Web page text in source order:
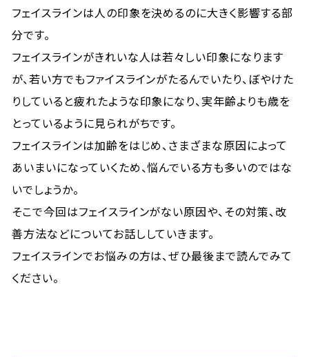
フェイスラインは人の印象を決めるのに大きく影響する部
分です。
フェイスラインがきれいな人は若々しい印象になります
が、若い方でもファイスラインがたるんでいたり、ぼやけた
りしていると疲れたような印象になり、実年齢よりも歳を
とっているように見られがちです。
フェイスラインは加齢をはじめ、さまざまな原因によって
あいまいになっていくため、悩んでいる方も多いのではな
いでしょうか。
そこで今回はフェイスラインがない原因や、その対策、改
善方法などについてお話ししていきます。
フェイスラインでお悩みの方は、ぜひ最後まで読んでみて
ください。